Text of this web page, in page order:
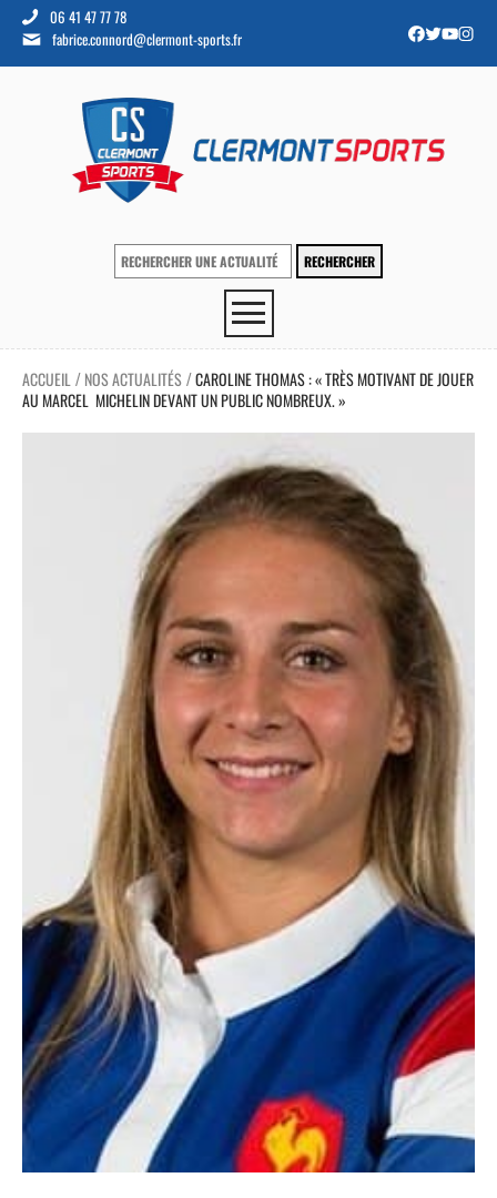
06 41 47 77 78
fabrice.connord@clermont-sports.fr
ACCUEIL / NOS ACTUALITÉS /CAROLINE THOMAS : « TRÈS MOTIVANT DE JOUER
AU MARCEL MICHELIN DEVANT UN PUBLIC NOMBREUX. »